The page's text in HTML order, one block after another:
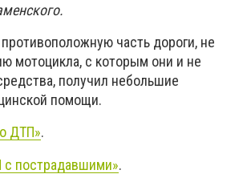
часть дороги, не
мотоцикла, с которым они и не
получил небольшие
помощи.
ДТП».
пострадавшими».